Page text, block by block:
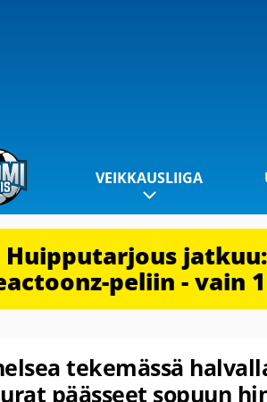
VEIKKAUSLIIGA
Huipputarjous
peliin - vain
tekemässä
päässeet sopuun